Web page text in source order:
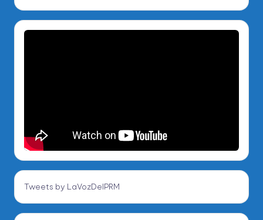
Tweets by LaVozDelPRM